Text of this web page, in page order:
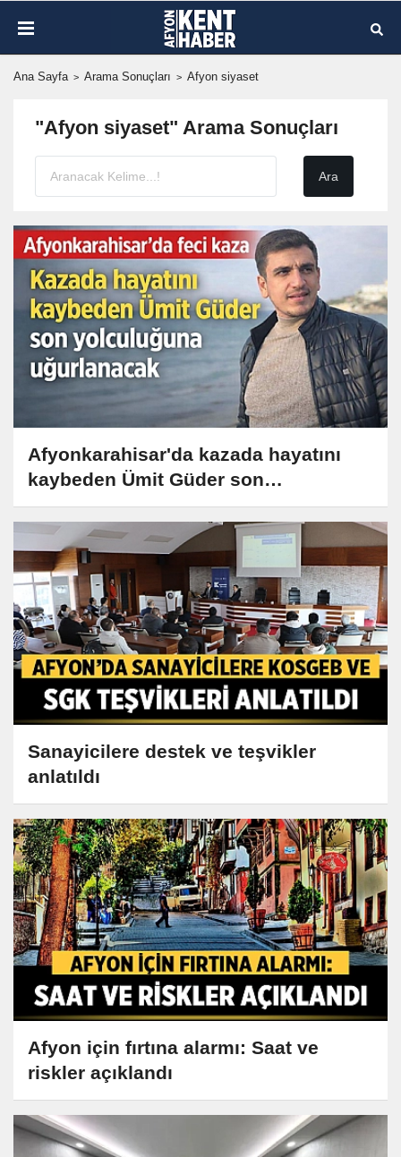
Ana Sayfa Arama Sonuçları Afyon siyaset
"Afyon siyaset" Arama Sonuçları
Afyonkarahisar'da kazada hayatını
kaybeden Ümit Güder son
yolculuğuna uğurlanacak
Sanayicilere destek ve teşvikler
anlatıldı
Afyon için fırtına alarmı: Saat ve
riskler açıklandı